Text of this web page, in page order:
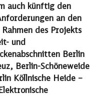
auch künftig den
an den
des Projekts
und
Berlin
Berlin-Schöneweide
Köllnische Heide –